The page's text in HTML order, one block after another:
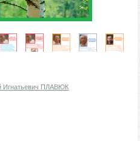
Игнатьевич ПЛАВЮК